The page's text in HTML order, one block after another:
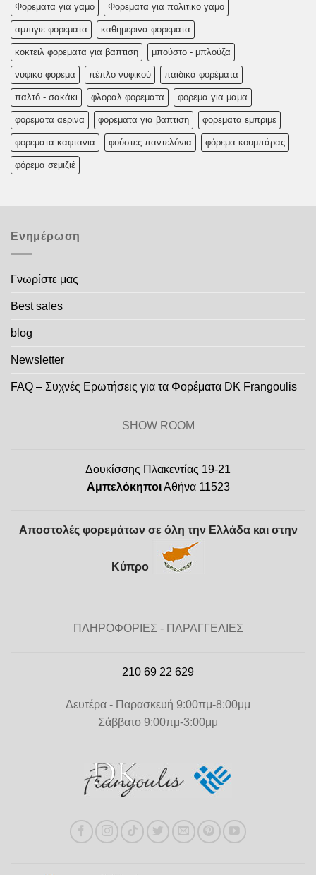
Φορεματα για γαμο Φορεματα για πολιτικο γαμο
αμπιγιε φορεματα καθημερινα φορεματα
κοκτειλ φορεματα για βαπτιση μπούστο - μπλούζα
νυφικο φορεμα πέπλο νυφικού παιδικά φορέματα
παλτό - σακάκι φλοραλ φορεματα φορεμα για μαμα
φορεματα αερινα φορεματα για βαπτιση φορεματα εμπριμε
φορεματα καφτανια φούστες-παντελόνια φόρεμα κουμπάρας
φόρεμα σεμιζιέ
Ενημέρωση
Γνωρίστε μας
Best sales
blog
Newsletter
FAQ – Συχνές Ερωτήσεις για τα Φορέματα DK Frangoulis
SHOW ROOM
Δουκίσσης Πλακεντίας 19-21
ΑμπελόκηποιΑθήνα 11523
Αποστολές φορεμάτων σε όλη την Ελλάδα και στην
Κύπρο
ΠΛΗΡΟΦΟΡΙΕΣ - ΠΑΡΑΓΓΕΛΙΕΣ
210 69 22 629
Δευτέρα - Παρασκευή 9:00πμ-8:00μμ
Σάββατο 9:00πμ-3:00μμ